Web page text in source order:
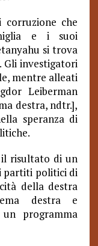
corruzione che
e i suoi
si trova
Gli investigatori
mentre alleati
Leiberman
destra, ndtr.],
speranza di
risultato di un
partiti politici di
della destra
destra e
programma